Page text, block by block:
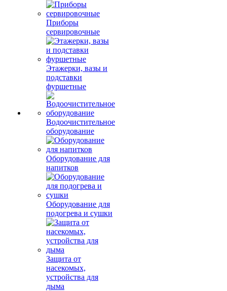
Приборы
сервировочные
Этажерки, вазы и
подставки
фуршетные
Водоочистительное
оборудование
Оборудование для
напитков
Оборудование для
подогрева и сушки
Защита от
насекомых,
устройства для
дыма